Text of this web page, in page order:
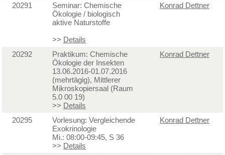
20291
Seminar: Chemische
Ökologie / biologisch
aktive Naturstoffe
>> Details
Konrad Dettner
20292
Praktikum: Chemische
Ökologie der Insekten
13.06.2016-01.07.2016
(mehrtägig), Mittlerer
Mikroskopiersaal (Raum
5.0 00 19)
>> Details
Konrad Dettner
20295
Vorlesung: Vergleichende
Exokrinologie
Mi.: 08:00-09:45, S 36
>> Details
Konrad Dettner